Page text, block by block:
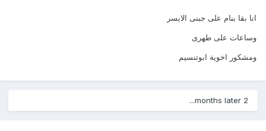
انا بقا بنام على جبنى الايسر
وساعات على طهرى
ومشكور اخوية ابوتنسيم
2 months later...